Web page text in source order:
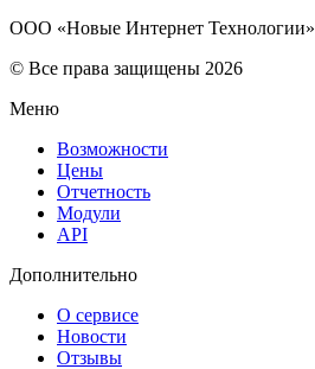
ООО «Новые Интернет Технологии»
© Все права защищены 2026
Меню
Возможности
Цены
Отчетность
Модули
API
Дополнительно
О сервисе
Новости
Отзывы